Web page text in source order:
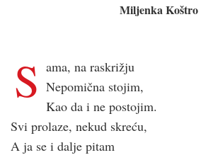
Miljenka Koštro
S ama, na raskrižju
Nepomična stojim,
Kao da i ne postojim.
Svi prolaze, nekud skreću,
A ja se i dalje pitam